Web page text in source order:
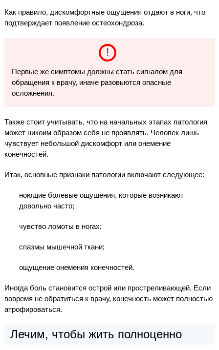
Как правило, дискомфортные ощущения отдают в ноги, что
подтверждает появление остеохондроза.
Первые же симптомы должны стать сигналом для
обращения к врачу, иначе разовьются опасные
осложнения.
Также стоит учитывать, что на начальных этапах патология
может никоим образом себя не проявлять. Человек лишь
чувствует небольшой дискомфорт или онемение
конечностей.
Итак, основные признаки патологии включают следующее:
ноющие болевые ощущения, которые возникают
довольно часто;
чувство ломоты в ногах;
спазмы мышечной ткани;
ощущение онемения конечностей.
Иногда боль становится острой или простреливающей. Если
вовремя не обратиться к врачу, конечность может полностью
атрофироваться.
Лечим, чтобы жить полноценно